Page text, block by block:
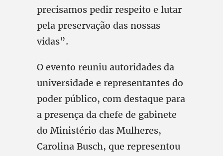
precisamos pedir respeito e lutar
pela preservação das nossas
vidas”.
O evento reuniu autoridades da
universidade e representantes do
poder público, com destaque para
a presença da chefe de gabinete
do Ministério das Mulheres,
Carolina Busch, que representou